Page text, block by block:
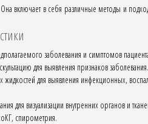
включает в себя различные методы и
заболевания и симптомов
для выявления признаков заболевания.
для выявления инфекционных,
для визуализации внутренних органов и
спирометрия.